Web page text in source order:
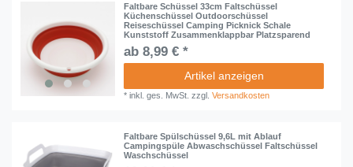
Faltbare Schüssel 33cm Faltschüssel
Küchenschüssel Outdoorschüssel
Reiseschüssel Camping Picknick Schale
Kunststoff Zusammenklappbar Platzsparend
ab 8,99 € *
Artikel anzeigen
*inkl. ges. MwSt. zzgl.Versandkosten
Faltbare Spülschüssel 9,6L mit Ablauf
Campingspüle Abwaschschüssel Faltschüssel
Waschschüssel